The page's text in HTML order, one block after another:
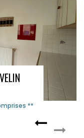
4 chambres
PLOUGONVELIN
1 250 €/mois